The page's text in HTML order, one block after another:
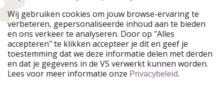
Onze markten
PiratinViaggio
HolidayPirates
WakacyjniPiraci
VoyagesPirates
Ferienpiraten
Urlaubspiraten
Urlaubspiraten
ViajerosPiratas
TravelPirates
Wij gebruiken cookies om jouw browse-ervaring te
verbeteren, gepersonaliseerde inhoud aan te bieden
en ons verkeer te analyseren. Door op "Alles
accepteren" te klikken accepteer je dit en geef je
toestemming dat we deze informatie delen met derden
en dat je gegevens in de VS verwerkt kunnen worden.
Lees voor meer informatie onze Privacybeleid.